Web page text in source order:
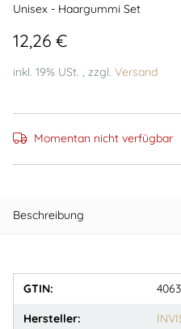
Unisex - Haargummi Set
12,26 €
inkl. 19% USt. , zzgl. Versand
Momentan nicht verfügbar
Beschreibung
GTIN:
Hersteller: